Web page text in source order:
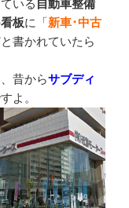
いる 自動車整備
看板に「新車･中古
と書かれていたら
昔からサブディ
よ。